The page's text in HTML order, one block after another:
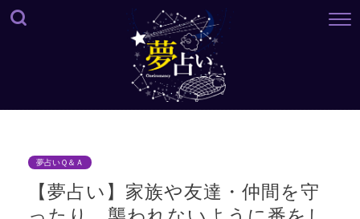
夢占いＱ＆Ａ
【夢占い】家族や友達・仲間を守